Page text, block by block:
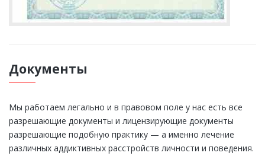
Документы
Мы работаем легально и в правовом поле у нас есть все
разрешающие документы и лицензирующие документы
разрешающие подобную практику — а именно лечение
различных аддиктивных расстройств личности и поведения.